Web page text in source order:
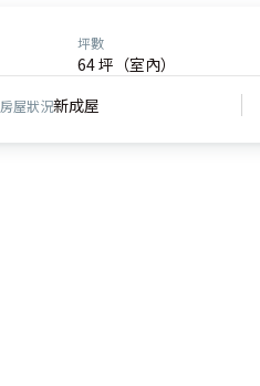
坪數
64 坪（室內）
房屋狀況新成屋